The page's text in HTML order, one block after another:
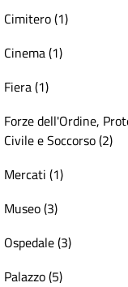
Cimitero (1)
Cinema (1)
Fiera (1)
Forze dell'Ordine,
Civile e Soccorso (2)
Mercati (1)
Museo (3)
Ospedale (3)
Palazzo (5)